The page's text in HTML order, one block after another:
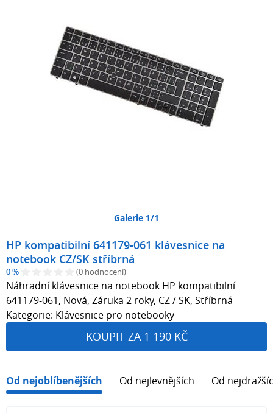
Galerie 1/1
HP kompatibilní 641179-061 klávesnice na
notebook CZ/SK stříbrná
0 % (0 hodnocení)
Náhradní klávesnice na notebook HP kompatibilní
641179-061, Nová, Záruka 2 roky, CZ / SK, Stříbrná
Kategorie: Klávesnice pro notebooky
KOUPIT ZA 1 190 KČ
Od nejoblíbenějších Od nejlevnějších Od